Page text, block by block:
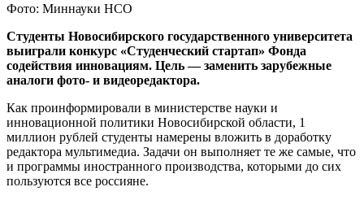
Фото: Миннауки НСО
Студенты Новосибирского государственного университета
выиграли конкурс «Студенческий стартап» Фонда
содействия инновациям. Цель — заменить зарубежные
аналоги фото- и видеоредактора.
Как проинформировали в министерстве науки и
инновационной политики Новосибирской области, 1
миллион рублей студенты намерены вложить в доработку
редактора мультимедиа. Задачи он выполняет те же самые, что
и программы иностранного производства, которыми до сих
пользуются все россияне.